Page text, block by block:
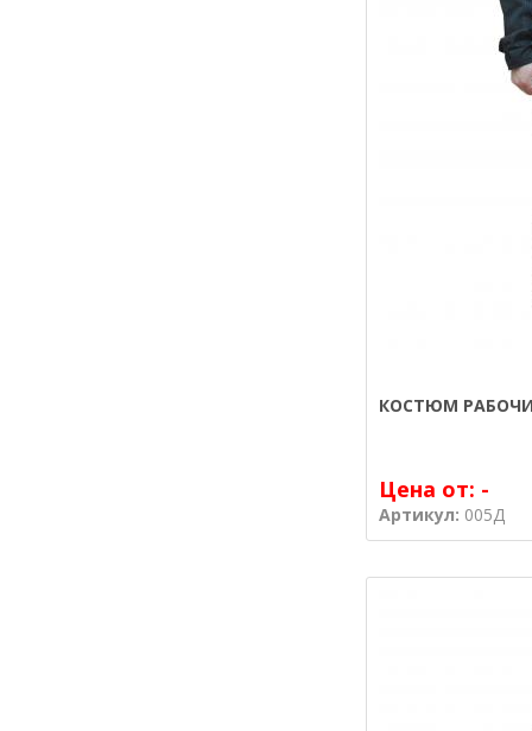
КОСТЮМ
Цена от: -
Артикул: 005Д